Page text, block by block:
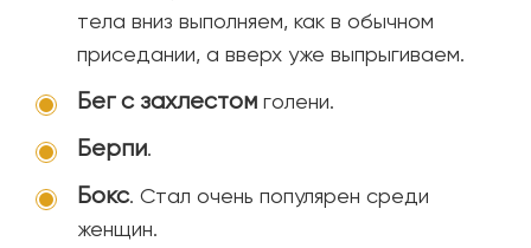
тела вниз выполняем, как в обычном
приседании, а вверх уже выпрыгиваем.
Бег с захлестом голени.
Берпи.
Бокс. Стал очень популярен среди
женщин.